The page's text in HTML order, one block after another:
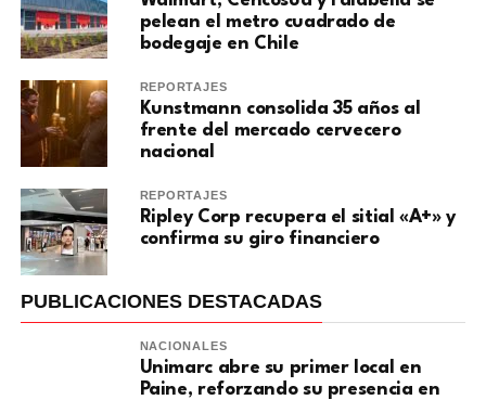
pelean el metro cuadrado de
bodegaje en Chile
REPORTAJES
Kunstmann consolida 35 años al
frente del mercado cervecero
nacional
REPORTAJES
Ripley Corp recupera el sitial «A+» y
confirma su giro financiero
PUBLICACIONES DESTACADAS
NACIONALES
Unimarc abre su primer local en
Paine, reforzando su presencia en